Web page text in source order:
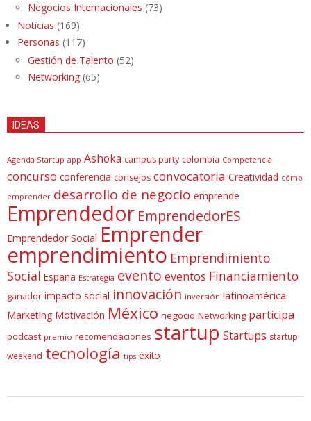
Negocios Internacionales (73)
Noticias (169)
Personas (117)
Gestión de Talento (52)
Networking (65)
IDEAS
Agenda Startup app Ashoka campus party colombia Competencia
concurso conferencia consejos convocatoria Creatividad cómo
emprender desarrollo de negocio emprende
Emprendedor EmprendedorES
Emprendedor Social Emprender
emprendimiento Emprendimiento
Social España Estrategia evento eventos Financiamiento
ganador impacto social innovación inversión latinoamérica
Marketing Motivación México negocio Networking participa
podcast premio recomendaciones startup Startups startup
weekend tecnología tips éxito